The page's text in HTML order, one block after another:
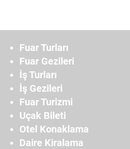
Fuar Turları
Fuar Gezileri
İş Turları
İş Gezileri
Fuar Turizmi
Uçak Bileti
Otel Konaklama
Daire Kiralama